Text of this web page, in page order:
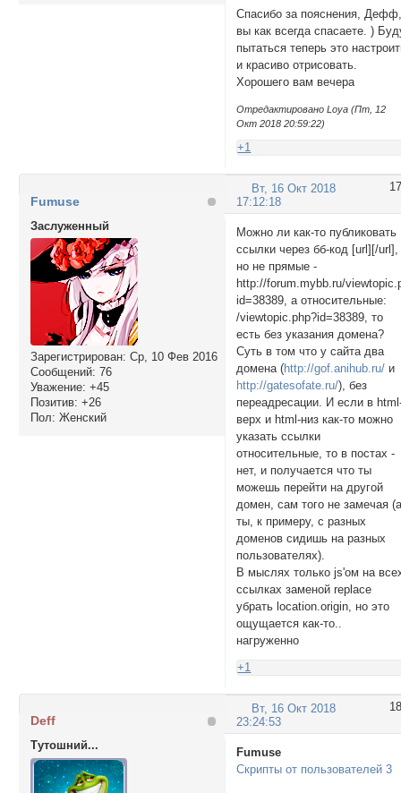
Спасибо за пояснения,
вы как всегда спасаете. )
пытаться теперь это
и красиво отрисовать.
Хорошего вам вечера
Отредактировано Lоya (Пт, 12
Окт 2018 20:59:22)
+1
17
Вт, 16 Окт 2018
17:12:18
Fumuse
Заслуженный
Зарегистрирован: Ср, 10 Фев 2016
Сообщений: 76
Уважение: +45
Позитив: +26
Пол: Женский
Можно ли как-то публиковать
ссылки через бб-код [url][/url],
но не прямые -
http://forum.mybb.ru/
id=38389, а относительные:
/viewtopic.php?id=38389, то
есть без указания домена?
Суть в том что у сайта два
домена (http://gof.anihub.ru/ и
http://gatesofate.ru/), без
переадресации. И если в
верх и html-низ как-то можно
указать ссылки
относительные, то в постах -
нет, и получается что ты
можешь перейти на другой
домен, сам того не замечая
ты, к примеру, с разных
доменов сидишь на разных
пользователях).
В мыслях только js'ом на
ссылках заменой replace
убрать location.origin, но это
ощущается как-то..
нагруженно
+1
18
Вт, 16 Окт 2018
23:24:53
Deff
Тутошний...
Fumuse
Скрипты от пользователей 3